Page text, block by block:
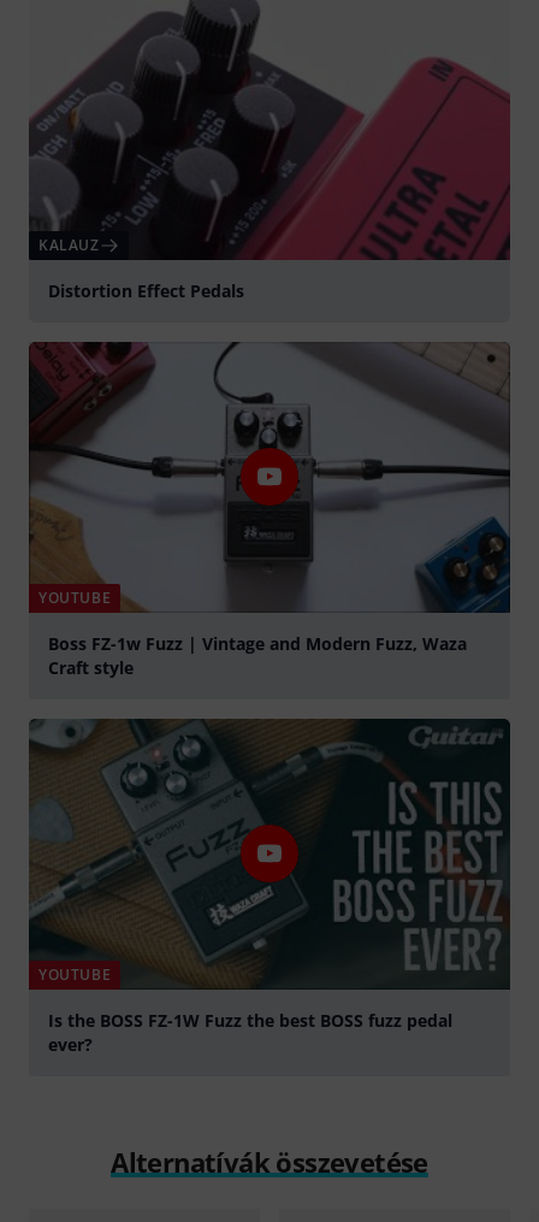
KALAUZ
Distortion Effect Pedals
YOUTUBE
Boss FZ-1w Fuzz | Vintage and Modern Fuzz, Waza
Craft style
YOUTUBE
Is the BOSS FZ-1W Fuzz the best BOSS fuzz pedal
ever?
Alternatívák összevetése